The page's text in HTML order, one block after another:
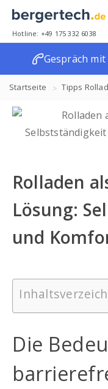
Hotline: +49 175 332 6038
Gespräch
Startseite Tipps
Selbstständigkeit und
Rolladen
Lösung:
und
Die